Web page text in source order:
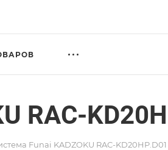
RAC-
Funai KADZOKU RAC-